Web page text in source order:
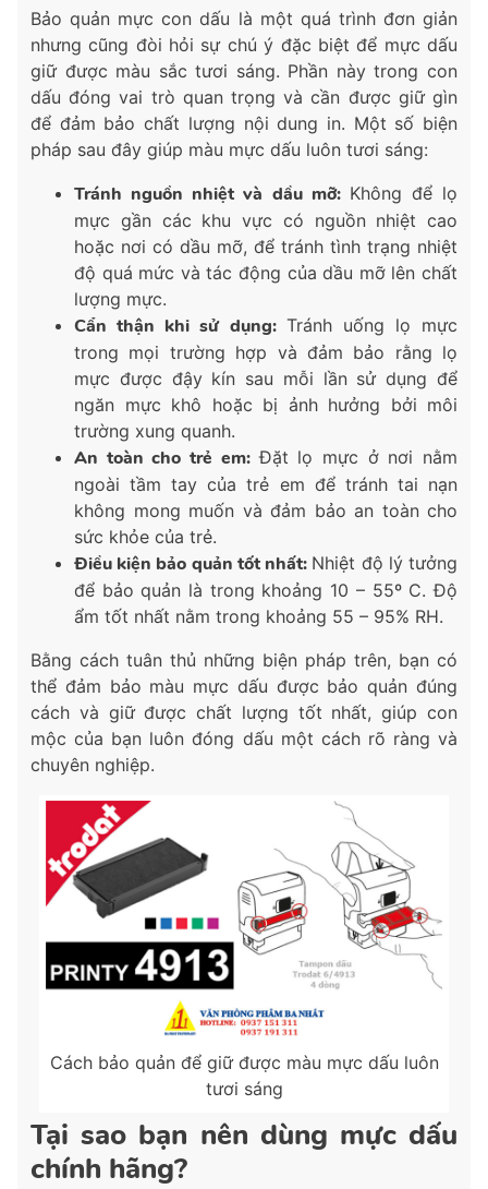
Bảo quản mực con dấu là một quá trình đơn giản
nhưng cũng đòi hỏi sự chú ý đặc biệt để mực dấu
giữ được màu sắc tươi sáng. Phần này trong con
dấu đóng vai trò quan trọng và cần được giữ gìn
để đảm bảo chất lượng nội dung in. Một số biện
pháp sau đây giúp màu mực dấu luôn tươi sáng:
Tránh nguồn nhiệt và dầu mỡ: Không để lọ
mực gần các khu vực có nguồn nhiệt cao
hoặc nơi có dầu mỡ, để tránh tình trạng nhiệt
độ quá mức và tác động của dầu mỡ lên chất
lượng mực.
Cẩn thận khi sử dụng: Tránh uống lọ mực
trong mọi trường hợp và đảm bảo rằng lọ
mực được đậy kín sau mỗi lần sử dụng để
ngăn mực khô hoặc bị ảnh hưởng bởi môi
trường xung quanh.
An toàn cho trẻ em:Đặt lọ mực ở nơi nằm
ngoài tầm tay của trẻ em để tránh tai nạn
không mong muốn và đảm bảo an toàn cho
sức khỏe của trẻ.
Điều kiện bảo quản tốt nhất: Nhiệt độ lý tưởng
để bảo quản là trong khoảng 10 – 55º C. Độ
ẩm tốt nhất nằm trong khoảng 55 – 95% RH.
Bằng cách tuân thủ những biện pháp trên, bạn có
thể đảm bảo màu mực dấu được bảo quản đúng
cách và giữ được chất lượng tốt nhất, giúp con
mộc của bạn luôn đóng dấu một cách rõ ràng và
chuyên nghiệp.
Cách bảo quản để giữ được màu mực dấu luôn
tươi sáng
Tại sao bạn nên dùng mực dấu
chính hãng?